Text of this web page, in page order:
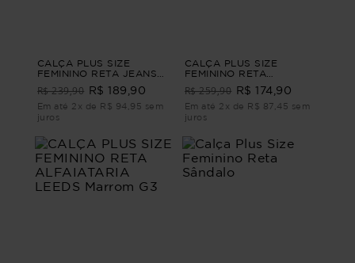
CALÇA PLUS SIZE
FEMININO RETA JEANS
FRADES Azul M
R$ 239,90 R$ 189,90
Em até 2x de R$ 94,95 sem
juros
CALÇA PLUS SIZE
FEMININO RETA
ALFAIATARIA JONES Azul
G4
R$ 259,90 R$ 174,90
Em até 2x de R$ 87,45 sem
juros